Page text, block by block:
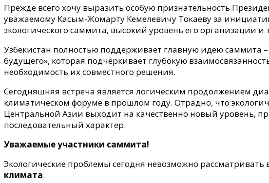
Прежде всего хочу выразить особую признательность
уважаемому Касым-Жомарту Кемелевичу Токаеву за
экологического саммита, высокий уровень его организации
Узбекистан полностью поддерживает главную идею саммита
будущего», которая подчёркивает глубокую
необходимость их совместного решения.
Сегодняшняя встреча является логическим продолжением
климатическом форуме в прошлом году. Отрадно, что
Центральной Азии выходит на качественно новый уровень,
последовательный характер.
Уважаемые участники саммита!
Экологические проблемы сегодня невозможно рассматривать
климата.